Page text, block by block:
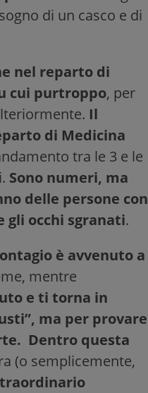
di un casco e di
nel reparto di
cui purtroppo, per
Il
di Medicina
tra le 3 e le
Sono numeri, ma
delle persone con
gli occhi sgranati.
è avvenuto a
mentre
e ti torna in
ma per provare
Dentro questa
(o semplicemente,